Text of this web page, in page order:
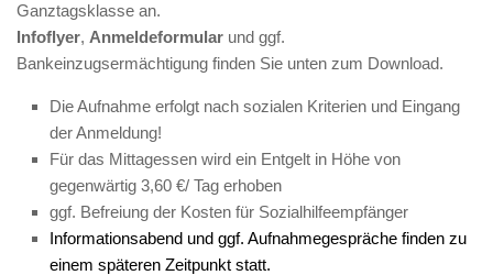
Ganztagsklasse an.
Infoflyer, Anmeldeformular und ggf.
Bankeinzugsermächtigung finden Sie unten zum Download.
Die Aufnahme erfolgt nach sozialen Kriterien und Eingang
der Anmeldung!
Für das Mittagessen wird ein Entgelt in Höhe von
gegenwärtig 3,60 €/ Tag erhoben
ggf. Befreiung der Kosten für Sozialhilfeempfänger
Informationsabend und ggf. Aufnahmegespräche finden zu
einem späteren Zeitpunkt statt.